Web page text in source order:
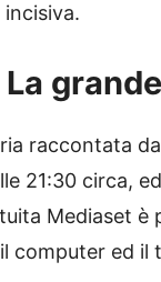
La
raccontata
21:30 circa,
Mediaset è
computer ed il